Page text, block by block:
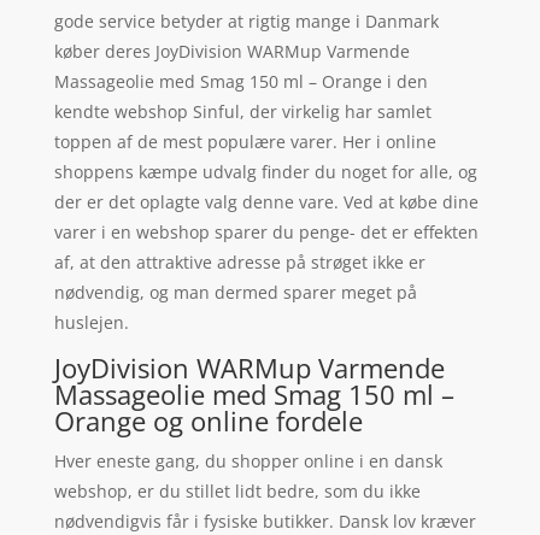
gode service betyder at rigtig mange i Danmark
køber deres JoyDivision WARMup Varmende
Massageolie med Smag 150 ml – Orange i den
kendte webshop Sinful, der virkelig har samlet
toppen af de mest populære varer. Her i online
shoppens kæmpe udvalg finder du noget for alle, og
der er det oplagte valg denne vare. Ved at købe dine
varer i en webshop sparer du penge- det er effekten
af, at den attraktive adresse på strøget ikke er
nødvendig, og man dermed sparer meget på
huslejen.
JoyDivision WARMup Varmende
Massageolie med Smag 150 ml –
Orange og online fordele
Hver eneste gang, du shopper online i en dansk
webshop, er du stillet lidt bedre, som du ikke
nødvendigvis får i fysiske butikker. Dansk lov kræver